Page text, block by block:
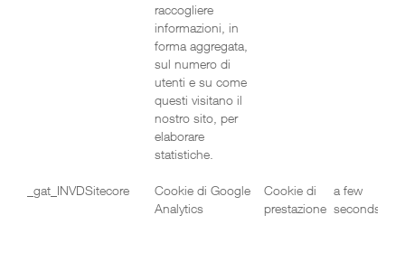
raccogliere
informazioni, in
forma aggregata,
sul numero di
utenti e su come
questi visitano il
nostro sito, per
elaborare
statistiche.
_gat_INVDSitecore
Cookie di Google
Analytics
Cookie di
prestazione
a few
seconds